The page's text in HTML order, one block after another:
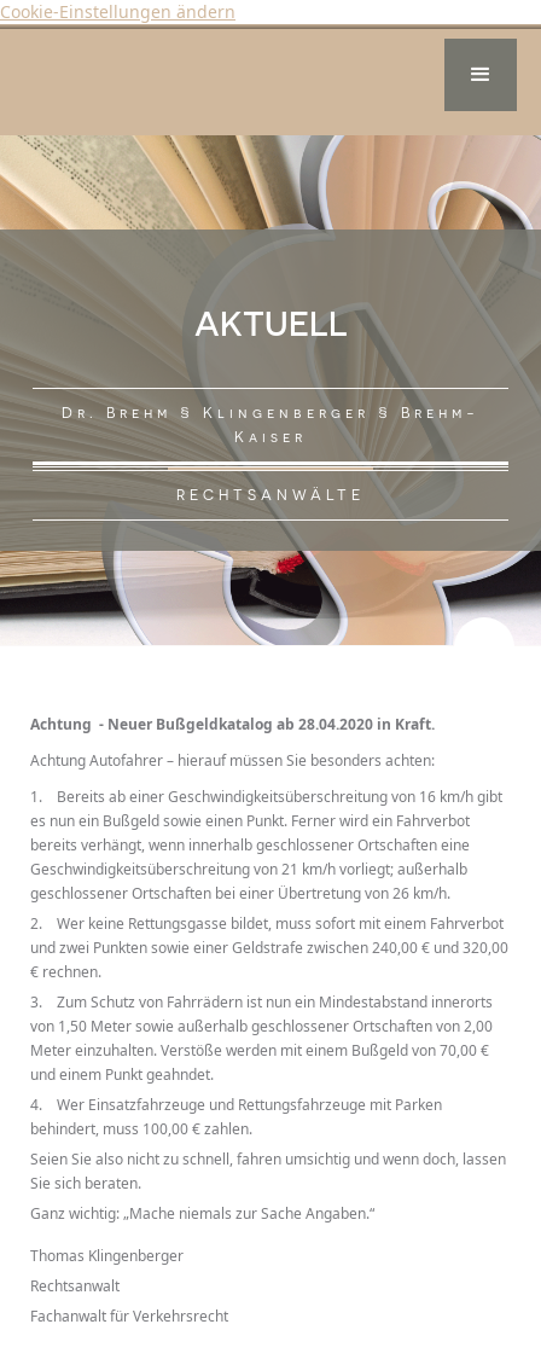
Cookie-Einstellungen ändern
AKTUELL
Dr. Brehm § Klingenberger § Brehm-
Kaiser
RECHTSANWÄLTE
Achtung - Neuer Bußgeldkatalog ab 28.04.2020 in Kraft.
Achtung Autofahrer – hierauf müssen Sie besonders achten:
1. Bereits ab einer Geschwindigkeitsüberschreitung von 16 km/h gibt
es nun ein Bußgeld sowie einen Punkt. Ferner wird ein Fahrverbot
bereits verhängt, wenn innerhalb geschlossener Ortschaften eine
Geschwindigkeitsüberschreitung von 21 km/h vorliegt; außerhalb
geschlossener Ortschaften bei einer Übertretung von 26 km/h.
2. Wer keine Rettungsgasse bildet, muss sofort mit einem Fahrverbot
und zwei Punkten sowie einer Geldstrafe zwischen 240,00 € und 320,00
€ rechnen.
3. Zum Schutz von Fahrrädern ist nun ein Mindestabstand innerorts
von 1,50 Meter sowie außerhalb geschlossener Ortschaften von 2,00
Meter einzuhalten. Verstöße werden mit einem Bußgeld von 70,00 €
und einem Punkt geahndet.
4. Wer Einsatzfahrzeuge und Rettungsfahrzeuge mit Parken
behindert, muss 100,00 € zahlen.
Seien Sie also nicht zu schnell, fahren umsichtig und wenn doch, lassen
Sie sich beraten.
Ganz wichtig: „Mache niemals zur Sache Angaben.“
Thomas Klingenberger
Rechtsanwalt
Fachanwalt für Verkehrsrecht